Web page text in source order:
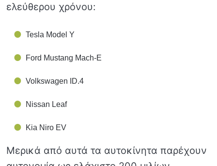
ελεύθερου χρόνου:
Tesla Model Y
Ford Mustang Mach-E
Volkswagen ID.4
Nissan Leaf
Kia Niro EV
Μερικά από αυτά τα αυτοκίνητα παρέχουν